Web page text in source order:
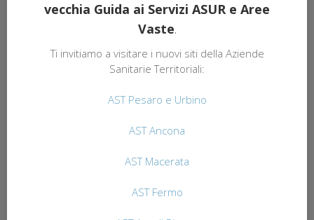
GUIDA AI SERVIZI
AST FERMO
di Lavoro (SPSAL), Unità Operativa
Prevenzione (DP) della AST di Fermo si
occupa di tutto quanto concerne la tutela
della sicurezza nei luoghi di lavoro. Tali
vecchia Guida ai Servizi ASUR e Aree
Vaste.
Ti invitiamo a visitare i nuovi siti della Aziende
Sanitarie Territoriali:
AST Pesaro e Urbino
AST Ancona
AST Macerata
AST Fermo